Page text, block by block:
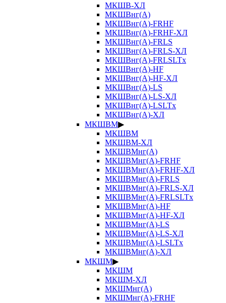
МКШВ-ХЛ
МКШВнг(А)
МКШВнг(А)-FRHF
МКШВнг(А)-FRHF-ХЛ
МКШВнг(А)-FRLS
МКШВнг(А)-FRLS-ХЛ
МКШВнг(А)-FRLSLTx
МКШВнг(А)-HF
МКШВнг(А)-HF-ХЛ
МКШВнг(А)-LS
МКШВнг(А)-LS-ХЛ
МКШВнг(А)-LSLTx
МКШВнг(А)-ХЛ
МКШВМ▶
МКШВМ
МКШВМ-ХЛ
МКШВМнг(А)
МКШВМнг(А)-FRHF
МКШВМнг(А)-FRHF-ХЛ
МКШВМнг(А)-FRLS
МКШВМнг(А)-FRLS-ХЛ
МКШВМнг(А)-FRLSLTx
МКШВМнг(А)-HF
МКШВМнг(А)-HF-ХЛ
МКШВМнг(А)-LS
МКШВМнг(А)-LS-ХЛ
МКШВМнг(А)-LSLTx
МКШВМнг(А)-ХЛ
МКШМ▶
МКШМ
МКШМ-ХЛ
МКШМнг(А)
МКШМнг(А)-FRHF